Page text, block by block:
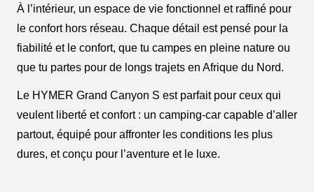
À l’intérieur, un espace de vie fonctionnel et raffiné pour
le confort hors réseau. Chaque détail est pensé pour la
fiabilité et le confort, que tu campes en pleine nature ou
que tu partes pour de longs trajets en Afrique du Nord.
Le HYMER Grand Canyon S est parfait pour ceux qui
veulent liberté et confort : un camping-car capable d’aller
partout, équipé pour affronter les conditions les plus
dures, et conçu pour l’aventure et le luxe.